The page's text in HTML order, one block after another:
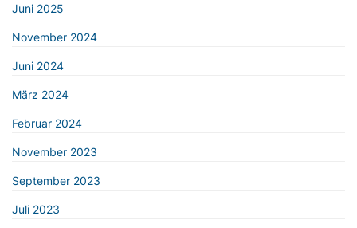
Juni 2025
November 2024
Juni 2024
März 2024
Februar 2024
November 2023
September 2023
Juli 2023